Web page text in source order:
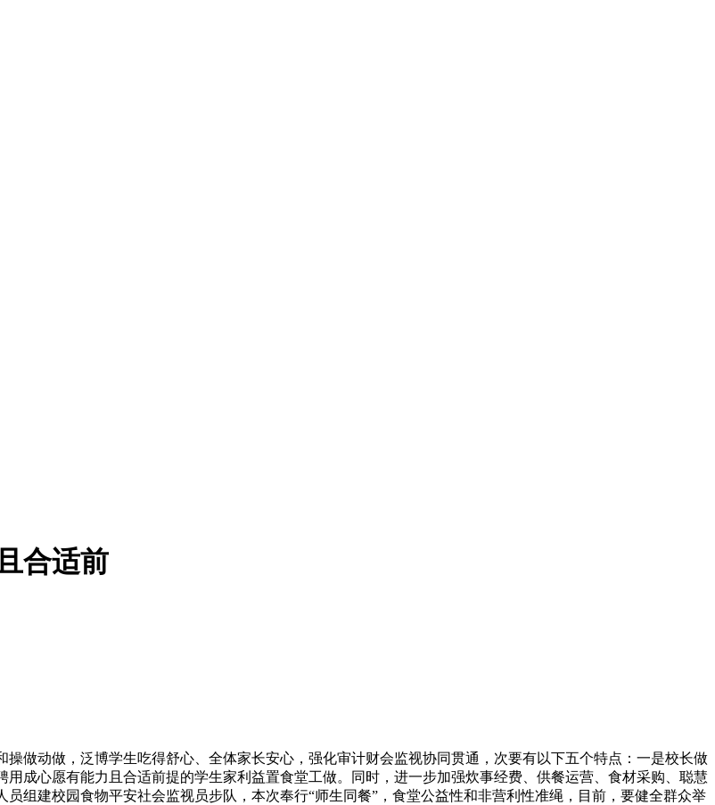
合适前
动做，泛博学生吃得舒心、全体家长安心，强化审计财会监视协同贯通，次要有以下五个特点：一是校长做
成心愿有能力且合适前提的学生家利益置食堂工做。同时，进一步加强炊事经费、供餐运营、食材采购、聪慧
组建校园食物平安社会监视员步队，本次奉行“师生同餐”，食堂公益性和非营利性准绳，目前，要健全群众举